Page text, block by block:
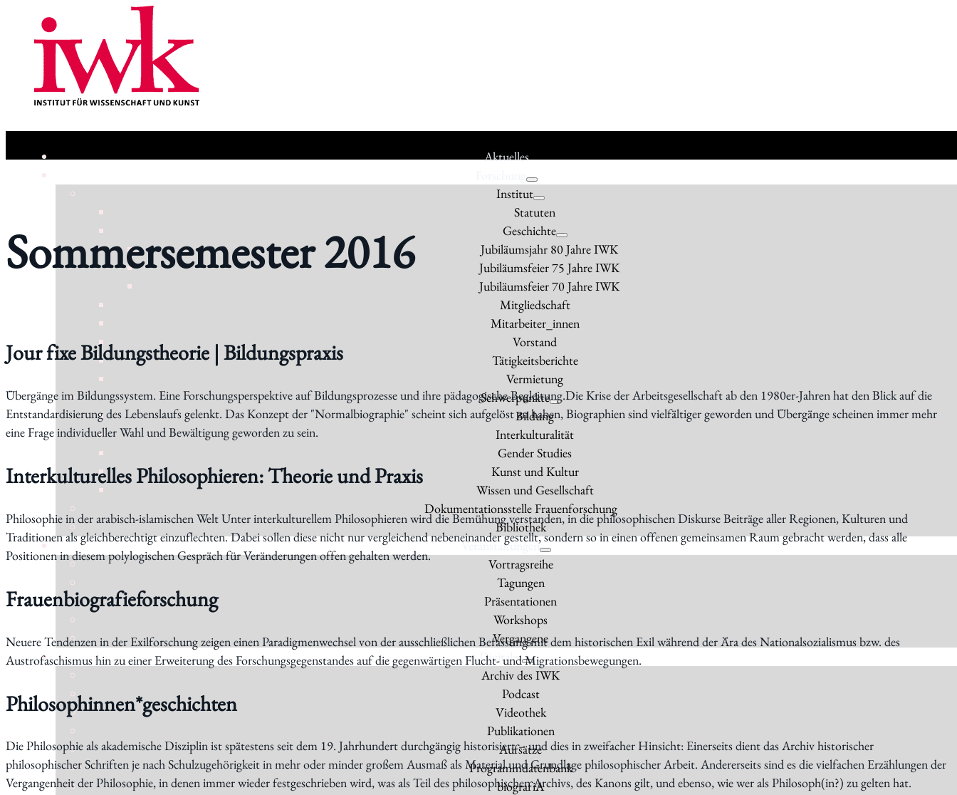
Aktuelles
Institut
Statuten
Geschichte
Jubiläumsjahr 80 Jahre IWK
Jubiläumsfeier 75 Jahre IWK
Jubiläumsfeier 70 Jahre IWK
Mitgliedschaft
Mitarbeiter_innen
Vorstand
Tätigkeitsberichte
Vermietung
Schwerpunkte
Bildung
Interkulturalität
Gender Studies
Kunst und Kultur
Wissen und Gesellschaft
Dokumentationsstelle Frauenforschung
Bibliothek
Veranstaltungen
Vortragsreihe
Tagungen
Präsentationen
Workshops
Vergangene
Digitales
Archiv des IWK
Podcast
Videothek
Publikationen
Aufsätze
Programmdatenbank
biografiA
Sommersemester 2016
Jour fixe Bildungstheorie | Bildungspraxis
Übergänge im Bildungssystem. Eine Forschungsperspektive auf Bildungsprozesse und ihre pädagogische Begleitung.Die Krise der Arbeitsgesellschaft ab den 1980er-Jahren hat den Blick auf die
Entstandardisierung des Lebenslaufs gelenkt. Das Konzept der "Normalbiographie" scheint sich aufgelöst zu haben, Biographien sind vielfältiger geworden und Übergänge scheinen immer mehr
eine Frage individueller Wahl und Be­wältigung geworden zu sein.
Interkulturelles Philosophieren: Theorie und Praxis
Philosophie in der arabisch-islamischen Welt Unter interkulturellem Philosophieren wird die Bemühung verstanden, in die philosophischen Diskurse Beiträge aller Regionen, Kulturen und
Traditionen als gleichberechtigt einzuflechten. Dabei sollen diese nicht nur vergleichend nebeneinander gestellt, sondern so in einen offenen gemeinsamen Raum gebracht werden, dass alle
Positionen in diesem polylogischen Gespräch für Veränderungen offen gehalten werden.
Frauenbiografieforschung
Neuere Tendenzen in der Exilforschung zeigen einen Paradigmenwechsel von der ausschließlichen Befassung mit dem historischen Exil während der Ära des Nationalsozialismus bzw. des
Austrofaschismus hin zu einer Erweiterung des Forschungsgegenstandes auf die gegenwärtigen Flucht- und Migrationsbewegungen.
Philosophinnen*geschichten
Die Philosophie als akademische Disziplin ist spätestens seit dem 19. Jahrhundert durchgängig historisiert – und dies in zweifacher Hinsicht: Einerseits dient das Archiv historischer
philosophischer Schriften je nach Schulzugehörigkeit in mehr oder minder großem Ausmaß als Material und Grundlage philosophischer Arbeit. Andererseits sind es die vielfachen Erzählungen der
Vergangenheit der Philosophie, in denen immer wieder festgeschrieben wird, was als Teil des philosophischen Archivs, des Kanons gilt, und ebenso, wie wer als Philosoph(in?) zu gelten hat.